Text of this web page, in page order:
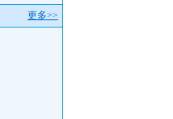
更多>>